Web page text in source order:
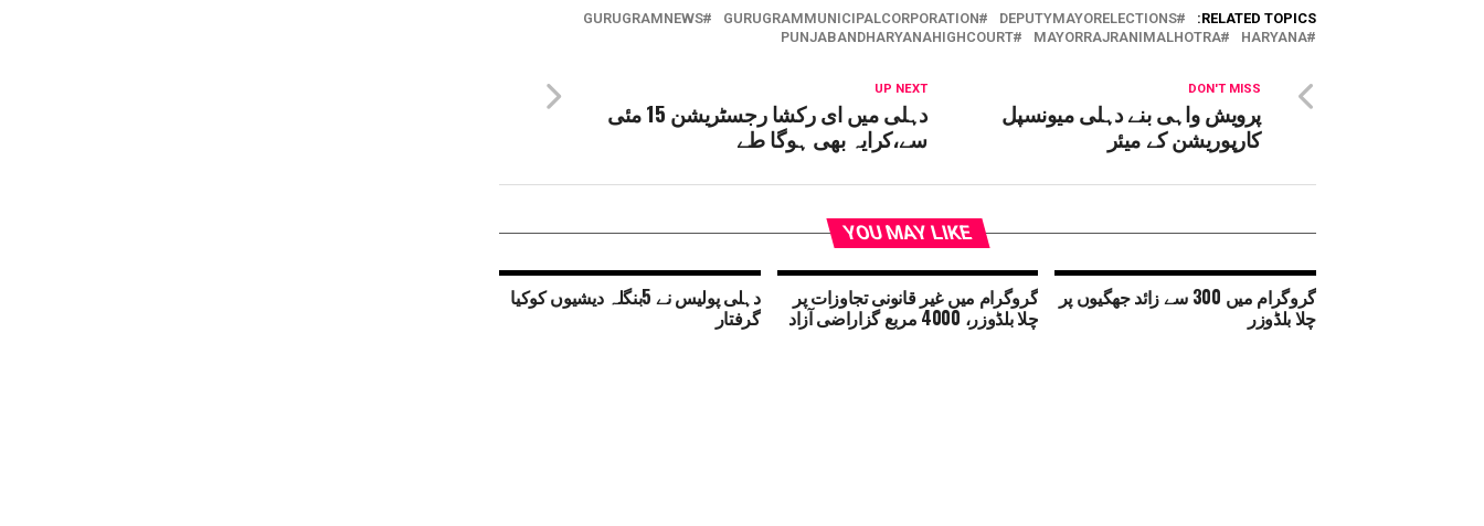
RELATED TOPICS:
DEPUTYMAYORELECTIONS
GURUGRAMMUNICIPALCORPORATION
GURUGRAMNEWS
HARYANA
MAYORRAJRANIMALHOTRA
PUNJABANDHARYANAHIGHCOURT
UP NEXT
دہلی میں ای رکشا رجسٹریشن 15 مئی
سے،کرایہ بھی ہوگا طے
DON'T MISS
پرویش واہی بنے دہلی میونسپل
کارپوریشن کے میئر
YOU MAY LIKE
گروگرام میں 300 سے زائد جھگیوں پر
چلا بلڈوزر
گروگرام میں غیر قانونی تجاوزات پر
چلا بلڈوزر، 4000 مربع گزاراضی آزاد
دہلی پولیس نے 5بنگلہ دیشیوں کوکیا
گرفتار